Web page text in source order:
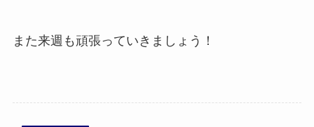
また来週も頑張っていきましょう！